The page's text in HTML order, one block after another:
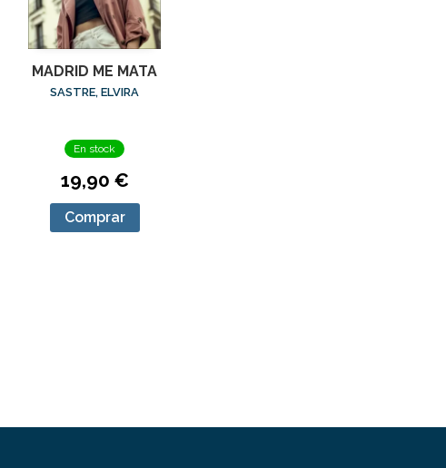
MADRID ME MATA
SASTRE, ELVIRA
En stock
19,90 €
Comprar